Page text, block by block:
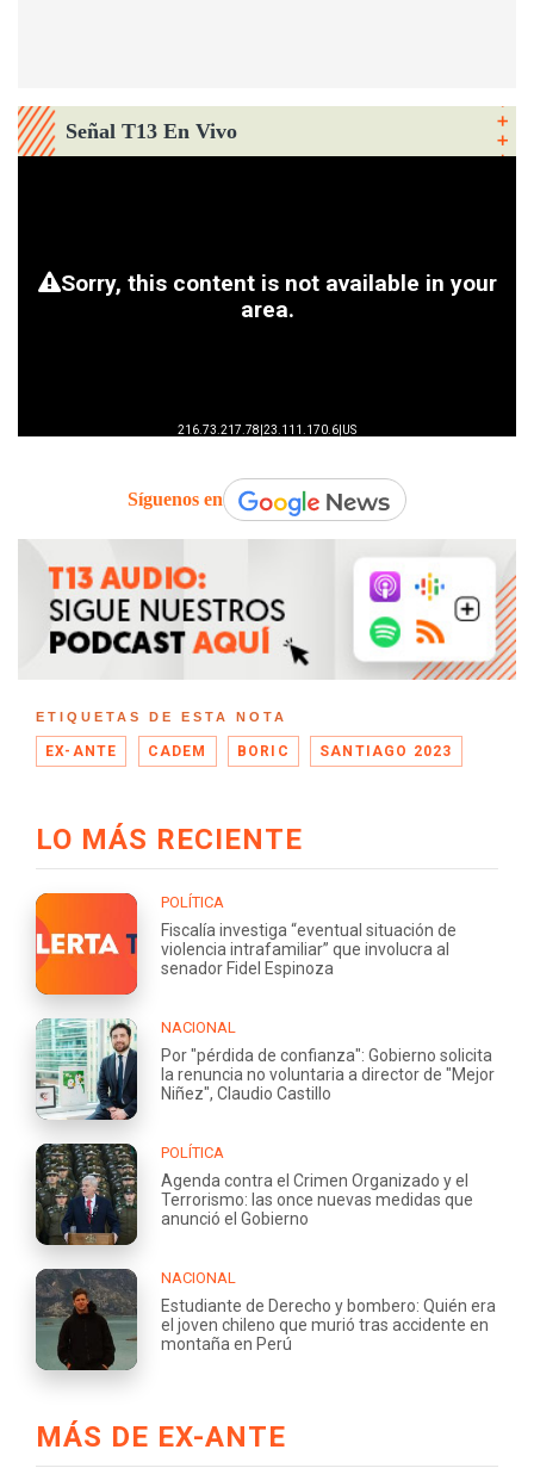
Señal T13 En Vivo
Síguenos en
ETIQUETAS DE ESTA NOTA
EX-ANTE CADEM BORIC SANTIAGO 2023
LO MÁS RECIENTE
POLÍTICA
Fiscalía investiga “eventual situación de
violencia intrafamiliar” que involucra al
senador Fidel Espinoza
NACIONAL
Por "pérdida de confianza": Gobierno solicita
la renuncia no voluntaria a director de "Mejor
Niñez", Claudio Castillo
POLÍTICA
Agenda contra el Crimen Organizado y el
Terrorismo: las once nuevas medidas que
anunció el Gobierno
NACIONAL
Estudiante de Derecho y bombero: Quién era
el joven chileno que murió tras accidente en
montaña en Perú
MÁS DE EX-ANTE